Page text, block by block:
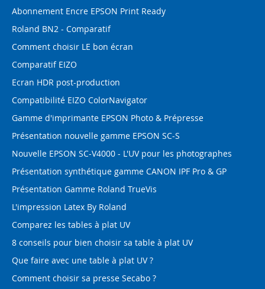
Abonnement Encre EPSON Print Ready
Roland BN2 - Comparatif
Comment choisir LE bon écran
Comparatif EIZO
Ecran HDR post-production
Compatibilité EIZO ColorNavigator
Gamme d'imprimante EPSON Photo & Prépresse
Présentation nouvelle gamme EPSON SC-S
Nouvelle EPSON SC-V4000 - L'UV pour les photographes
Présentation synthétique gamme CANON IPF Pro & GP
Présentation Gamme Roland TrueVis
L'impression Latex By Roland
Comparez les tables à plat UV
8 conseils pour bien choisir sa table à plat UV
Que faire avec une table à plat UV ?
Comment choisir sa presse Secabo ?